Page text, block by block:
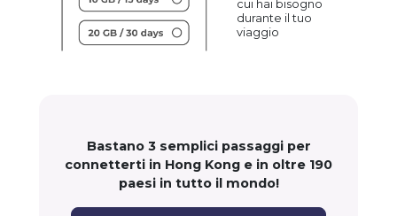
cui hai bisogno
durante il tuo
viaggio
Bastano 3 semplici passaggi per
connetterti in Hong Kong e in oltre 190
paesi in tutto il mondo!